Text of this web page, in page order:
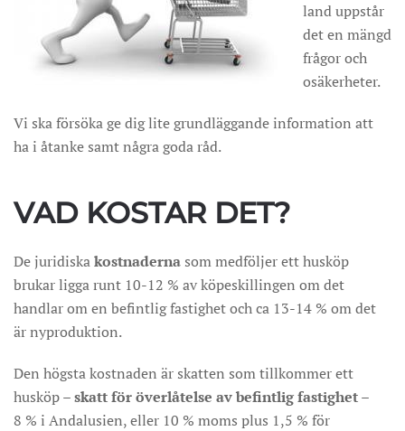
land uppstår
det en mängd
frågor och
osäkerheter.
Vi ska försöka ge dig lite grundläggande information att
ha i åtanke samt några goda råd.
VAD KOSTAR DET?
De juridiskakostnaderna som medföljer ett husköp
brukar ligga runt 10-12 % av köpeskillingen om det
handlar om en befintlig fastighet och ca 13-14 % om det
är nyproduktion.
Den högsta kostnaden är skatten som tillkommer ett
husköp –skatt för överlåtelse av befintlig fastighet –
8 % i Andalusien, eller 10 % moms plus 1,5 % för